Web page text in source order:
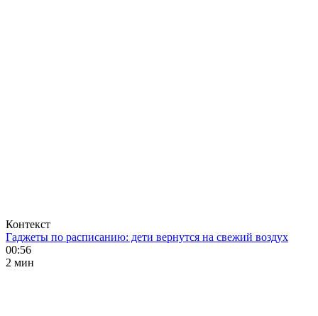
Контекст
Гаджеты по расписанию: дети вернутся на свежий воздух
00:56
2 мин